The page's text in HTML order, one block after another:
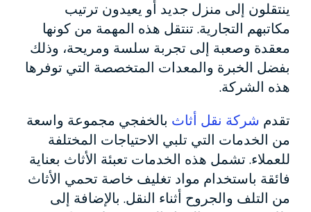
ينتقلون إلى منزل جديد أو يعيدون ترتيب
مكاتبهم التجارية. تنتقل هذه المهمة من كونها
معقدة وصعبة إلى تجربة سلسة ومريحة، وذلك
بفضل الخبرة والمعدات المتخصصة التي توفرها
هذه الشركة.
تقدم شركة نقل أثاث بالخفجي مجموعة واسعة
من الخدمات التي تلبي الاحتياجات المختلفة
للعملاء. تشمل هذه الخدمات تعبئة الأثاث بعناية
فائقة باستخدام مواد تغليف خاصة تحمي الأثاث
من التلف والجروح أثناء النقل. بالإضافة إلى